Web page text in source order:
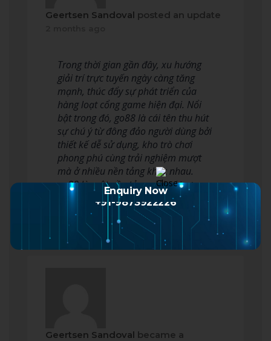
Geertsen Sandoval posted an update
Trong thời gian gần đây, xu hướng
giải trí trực tuyến ngày càng tăng
mạnh, thúc đẩy sự phát triển của
hàng loạt cổng game hiện đại. Nổi
bật trong đó, go88 là cái tên thu hút
sự chú ý từ đông đảo người dùng bởi
thiết kế dễ sử dụng, kho trò chơi
phong phú cùng trải nghiệm mượt
mà ở nhiều nền tảng khác nhau.
go88 là một nền tảng giải trí trực
tuy…
Read more
Geertsen Sandoval became a
Enquiry Now
+91-9873922226